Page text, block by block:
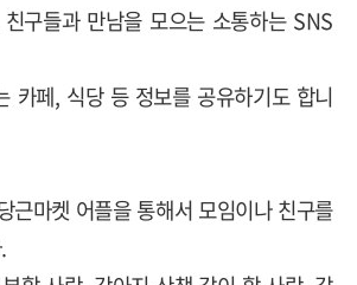
친구들과 만남을 모으는 소통하는 SNS
카페, 식당 등 정보를 공유하기도 합니
근마켓 어플을 통해서 모임이나 친구를